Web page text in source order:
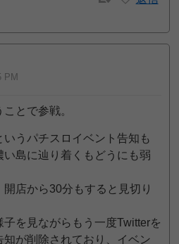
PM
とで参戦。
うパチスロイベント告知も
島に辿り着くもどうにも弱
店から30分もすると見切り
を見ながらもう一度Twitterを
知が削除されており、イベン